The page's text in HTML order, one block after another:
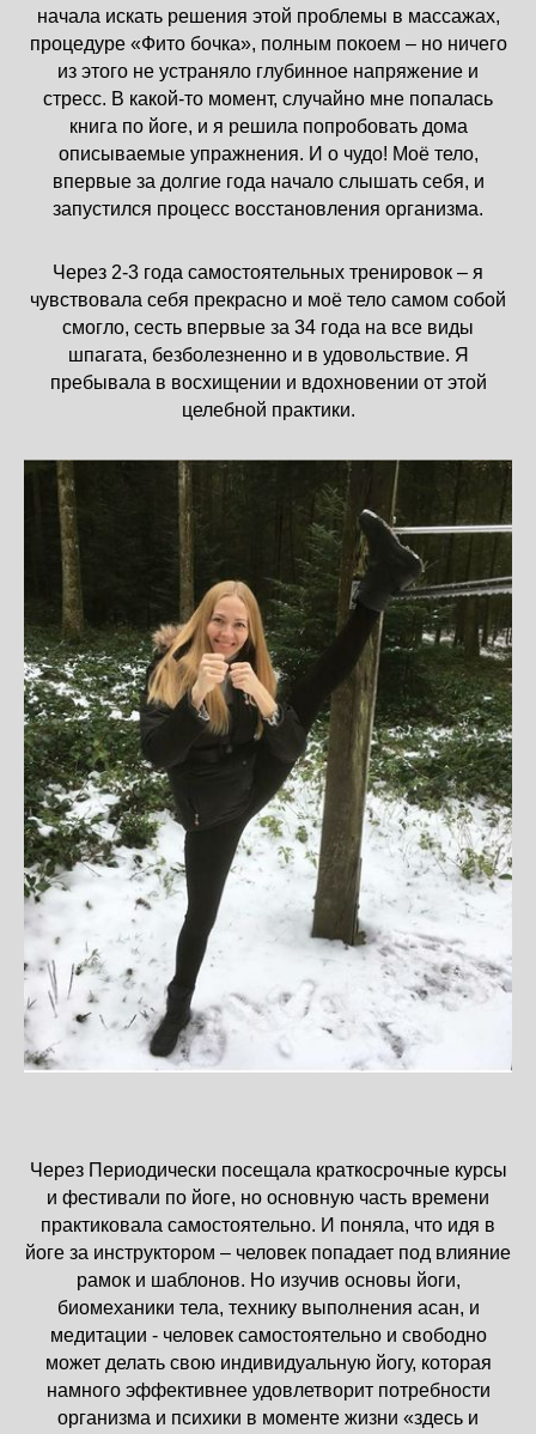
начала искать решения этой проблемы в массажах,
процедуре «Фито бочка», полным покоем – но ничего
из этого не устраняло глубинное напряжение и
стресс. В какой-то момент, случайно мне попалась
книга по йоге, и я решила попробовать дома
описываемые упражнения. И о чудо! Моё тело,
впервые за долгие года начало слышать себя, и
запустился процесс восстановления организма.
Через 2-3 года самостоятельных тренировок – я
чувствовала себя прекрасно и моё тело самом собой
смогло, сесть впервые за 34 года на все виды
шпагата, безболезненно и в удовольствие. Я
пребывала в восхищении и вдохновении от этой
целебной практики.
Через Периодически посещала краткосрочные курсы
и фестивали по йоге, но основную часть времени
практиковала самостоятельно. И поняла, что идя в
йоге за инструктором – человек попадает под влияние
рамок и шаблонов. Но изучив основы йоги,
биомеханики тела, технику выполнения асан, и
медитации - человек самостоятельно и свободно
может делать свою индивидуальную йогу, которая
намного эффективнее удовлетворит потребности
организма и психики в моменте жизни «здесь и